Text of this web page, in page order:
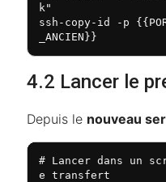
k"
ssh-copy-id -p
_ANCIEN}}
4.2 Lancer le
Depuis le nouveau
# Lancer dans un
e transfert